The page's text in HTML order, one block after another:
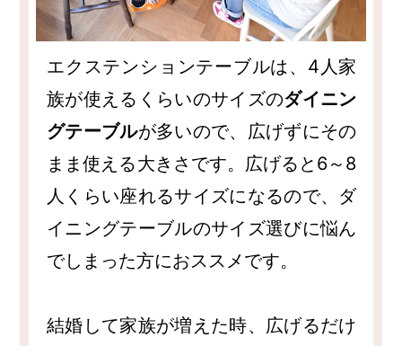
エクステンションテーブルは、4人家
族が使えるくらいのサイズのダイニン
グテーブルが多いので、広げずにその
まま使える大きさです。広げると6～8
人くらい座れるサイズになるので、ダ
イニングテーブルのサイズ選びに悩ん
でしまった方におススメです。
結婚して家族が増えた時、広げるだけ